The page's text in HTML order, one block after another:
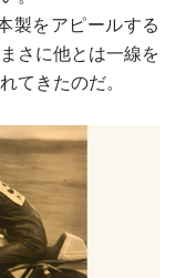
製をアピールする
さに他とは一線を
てきたのだ。